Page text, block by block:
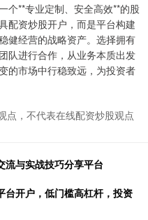
个**专业定制、安全高效**的股
配资炒股开户，而是平台构建
健经营的战略资产。选择拥有
队进行合作，从业务本质出发
的市场中行稳致远，为投资者
点，不代表在线配资炒股观点
流与实战技巧分享平台
台开户，低门槛高杠杆，投资